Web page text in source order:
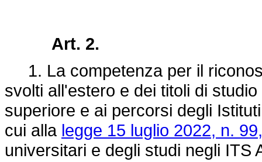
Art. 2.
1. La competenza per il
svolti all'estero e dei titoli di
superiore e ai percorsi degli
cui alla legge 15 luglio 2022, n. 99,
universitari e degli studi negli ITS